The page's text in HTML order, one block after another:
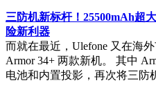
三防机新标杆！25500mAh超
险新利器
而就在最近，Ulefone 又在海
Armor 34+ 两款新机。 其中
电池和内置投影，再次将三